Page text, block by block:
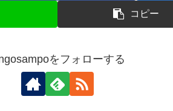
コピー
をフォローする